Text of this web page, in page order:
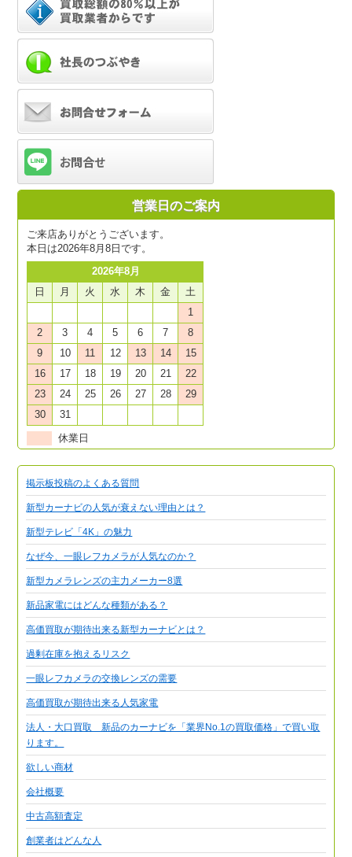
営業日のご案内
ご来店ありがとうございます。
本日は2026年8月8日です。
2026年8月
日
月 火 水 木 金
土
1
2
3 4 5 6 7
8
9
10 11 12 13 14
15
16
17 18 19 20 21
22
23
24 25 26 27 28
29
30
31
休業日
掲示板投稿のよくある質問
新型カーナビの人気が衰えない理由とは？
新型テレビ「4K」の魅力
なぜ今、一眼レフカメラが人気なのか？
新型カメラレンズの主力メーカー8選
新品家電にはどんな種類がある？
高価買取が期待出来る新型カーナビとは？
過剰在庫を抱えるリスク
一眼レフカメラの交換レンズの需要
高価買取が期待出来る人気家電
法人・大口買取 新品のカーナビを「業界No.1の買取価格」で買い取
ります。
欲しい商材
会社概要
中古高額査定
創業者はどんな人